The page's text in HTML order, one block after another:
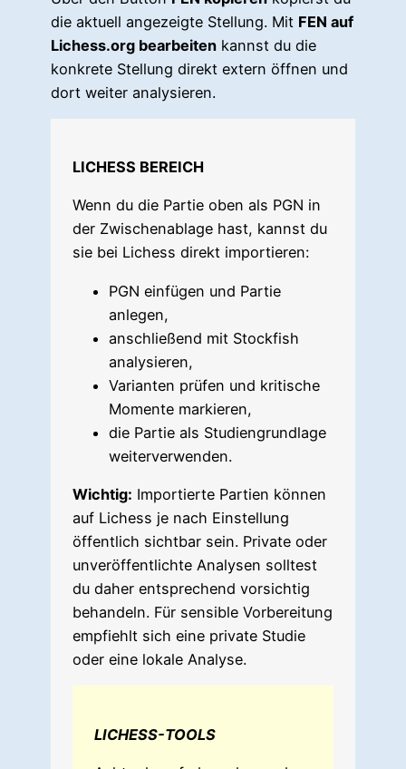
die aktuell angezeigte Stellung. Mit FEN auf
Lichess.org bearbeiten kannst du die
konkrete Stellung direkt extern öffnen und
dort weiter analysieren.
LICHESS BEREICH
Wenn du die Partie oben als PGN in
der Zwischenablage hast, kannst du
sie bei Lichess direkt importieren:
PGN einfügen und Partie
anlegen,
anschließend mit Stockfish
analysieren,
Varianten prüfen und kritische
Momente markieren,
die Partie als Studiengrundlage
weiterverwenden.
Wichtig: Importierte Partien können
auf Lichess je nach Einstellung
öffentlich sichtbar sein. Private oder
unveröffentlichte Analysen solltest
du daher entsprechend vorsichtig
behandeln. Für sensible Vorbereitung
empfiehlt sich eine private Studie
oder eine lokale Analyse.
LICHESS-TOOLS